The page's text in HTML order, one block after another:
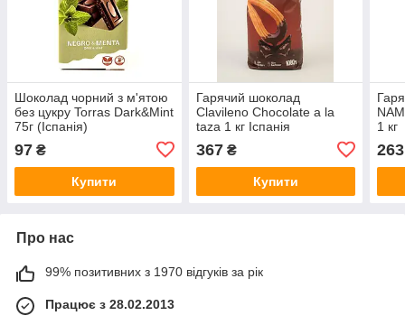
Шоколад чорний з м'ятою
без цукру Torras Dark&Mint
75г (Іспанія)
97 ₴
Купити
Гарячий шоколад
Clavileno Chocolate a la
taza 1 кг Іспанія
367₴
Купити
1 кг
263
Про нас
99% позитивних з 1970 відгуків за рік
Працює з 28.02.2013